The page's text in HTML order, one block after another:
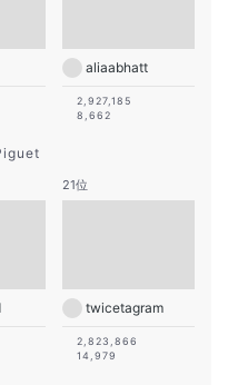
aliaabhatt
2,927,185
8,662
21位
twicetagram
2,823,866
14,979